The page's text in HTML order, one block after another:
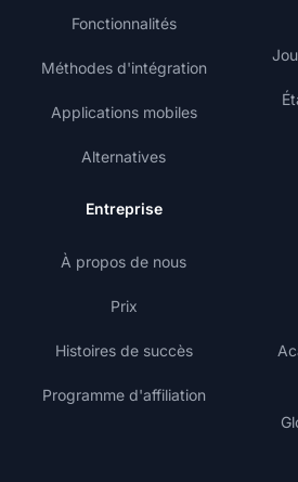
Fonctionnalités
Méthodes d'intégration
Applications mobiles
Alternatives
Entreprise
À propos de nous
Prix
Histoires de succès
Programme d'affiliation